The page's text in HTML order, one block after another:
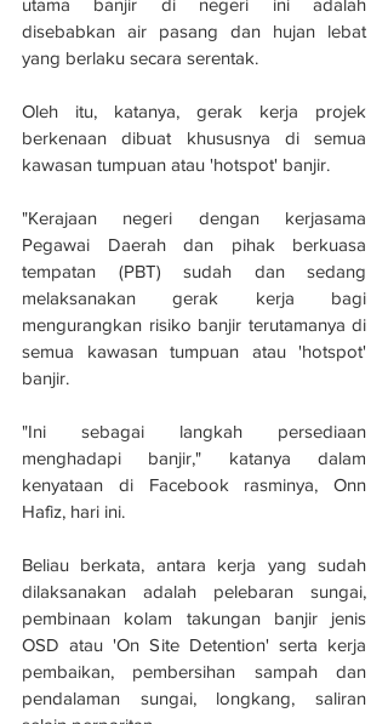
disebabkan air pasang dan hujan lebat
yang berlaku secara serentak.
Oleh itu, katanya, gerak kerja projek
berkenaan dibuat khususnya di semua
kawasan tumpuan atau 'hotspot' banjir.
"Kerajaan negeri dengan kerjasama
Pegawai Daerah dan pihak berkuasa
tempatan (PBT) sudah dan sedang
melaksanakan gerak kerja bagi
mengurangkan risiko banjir terutamanya di
semua kawasan tumpuan atau 'hotspot'
banjir.
"Ini sebagai langkah persediaan
menghadapi banjir," katanya dalam
kenyataan di Facebook rasminya, Onn
Hafiz, hari ini.
Beliau berkata, antara kerja yang sudah
dilaksanakan adalah pelebaran sungai,
pembinaan kolam takungan banjir jenis
OSD atau 'On Site Detention' serta kerja
pembaikan, pembersihan sampah dan
pendalaman sungai, longkang, saliran